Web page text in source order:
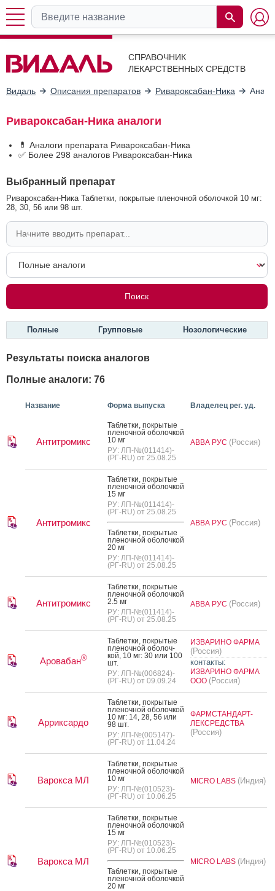
СПРАВОЧНИК
ЛЕКАРСТВЕННЫХ СРЕДСТВ
Видаль Описания препаратов Ривароксабан-Ника
Ривароксабан-Ника аналоги
💊 Аналоги препарата Ривароксабан-Ника
✅ Более 298 аналогов Ривароксабан-Ника
Выбранный препарат
Ривароксабан-Ника Таблетки, покрытые пленочной оболочкой 10 мг:
28, 30, 56 или 98 шт.
Полные Групповые Нозологические
Результаты поиска аналогов
Полные аналоги: 76
Название Форма выпуска Владелец рег. уд.
Антитромикс
Таб­летки, пок­ры­тые
пле­ноч­ной обо­лоч­кой
10 мг
РУ: ЛП-№(011414)-
(РГ-RU) от 25.08.25
АВВА РУС (Россия)
Антитромикс
Таб­летки, пок­ры­тые
пле­ноч­ной обо­лоч­кой
15 мг
РУ: ЛП-№(011414)-
(РГ-RU) от 25.08.25
Таб­летки, пок­ры­тые
пле­ноч­ной обо­лоч­кой
20 мг
РУ: ЛП-№(011414)-
(РГ-RU) от 25.08.25
АВВА РУС (Россия)
Антитромикс
Таб­летки, пок­ры­тые
пле­ноч­ной обо­лоч­кой
2.5 мг
РУ: ЛП-№(011414)-
(РГ-RU) от 25.08.25
АВВА РУС (Россия)
Аровабан®
Таб­летки, пок­ры­тые
пле­ноч­ной обо­лоч­
кой, 10 мг: 30 или 100
шт.
РУ: ЛП-№(006824)-
(РГ-RU) от 09.09.24
ИЗВАРИНО ФАРМА
(Россия)
контакты:
ИЗВАРИНО ФАРМА
ООО (Россия)
Арриксардо
Таб­летки, пок­ры­тые
пле­ноч­ной обо­лоч­кой
10 мг: 14, 28, 56 или
98 шт.
РУ: ЛП-№(005147)-
(РГ-RU) от 11.04.24
ФАРМСТАНДАРТ-
ЛЕКСРЕДСТВА
(Россия)
Варокса МЛ
Таб­летки, пок­ры­тые
пле­ноч­ной обо­лоч­кой
10 мг
РУ: ЛП-№(010523)-
(РГ-RU) от 10.06.25
MICRO LABS (Индия)
Варокса МЛ
Таб­летки, пок­ры­тые
пле­ноч­ной обо­лоч­кой
15 мг
РУ: ЛП-№(010523)-
(РГ-RU) от 10.06.25
Таб­летки, пок­ры­тые
пле­ноч­ной обо­лоч­кой
20 мг
MICRO LABS (Индия)